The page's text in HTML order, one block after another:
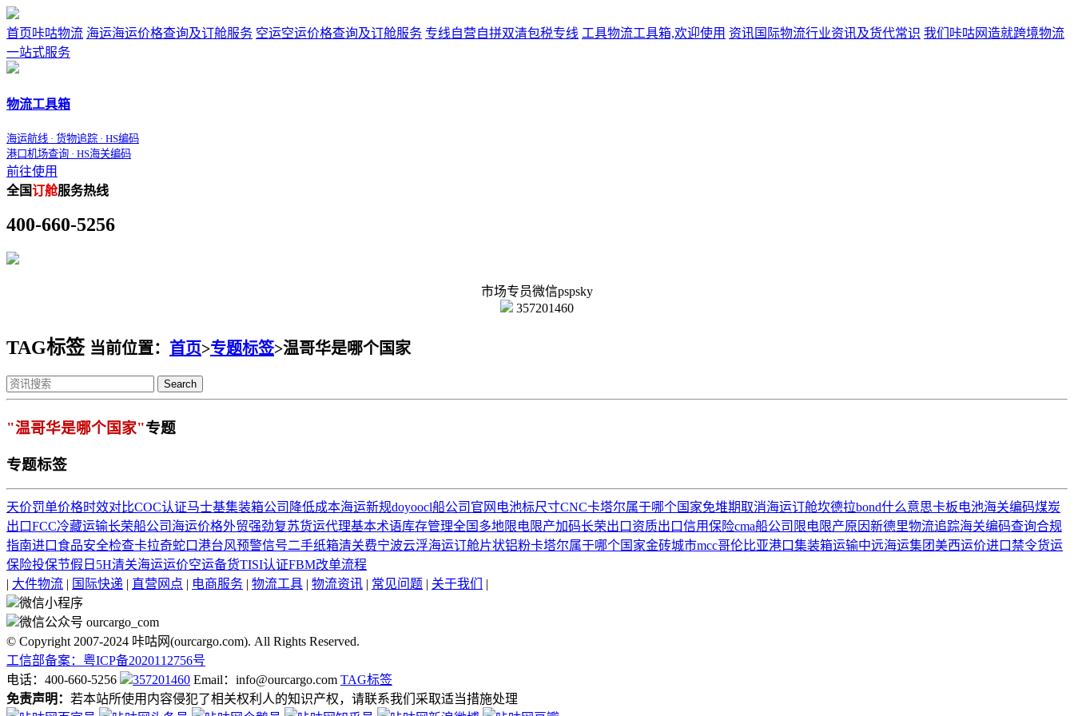
首页咔咕物流 海运海运价格查询及订舱服务 空运空运价格查询及订舱服务 专线自营自拼双清包税专线 工具物流工具箱,欢迎使用 资讯国际物流行业资讯及货代常识 我们 咔咕网造就跨境物流
一站式服务
物流工具箱
海运航线 · 货物追踪 · HS编码
港口机场查询 · HS海关编码
前往使用
全国订舱服务热线
400-660-5256
市场专员微信pspsky
357201460
TAG标签 当前位置： 首页>专题标签>温哥华是哪个国家
Search
"温哥华是哪个国家"专题
专题标签
天价罚单价格时效对比COC认证马士基集装箱公司 降低成本海运新规doyoocl船公司官网 电池标尺寸CNC卡塔尔属于哪个国家免堆期取消海运订舱坎德拉bond什么意思卡板电池海关编码煤炭
出口FCC冷藏运输长荣船公司 海运价格外贸强劲复苏货运代理基本术语库存管理全国多地限电限产加码长荣出口资质出口信用保险cma船公司 限电限产原因新德里物流追踪海关编码查询合规
指南进口食品安全检查卡拉奇蛇口港台风预警信号二手纸箱清关费宁波云浮海运订舱片状铝粉卡塔尔属于哪个国家金砖城市mcc哥伦比亚港口集装箱运输中远海运集团美西运价进口禁令货运
保险投保节假日 5H清关海运运价空运备货TISI认证FBM改单流程
| 大件物流 | 国际快递 | 直营网点 | 电商服务 | 物流工具 | 物流资讯 | 常见问题 | 关于我们
|
微信小程序
微信公众号 ourcargo_com
© Copyright 2007-2024 咔咕网(ourcargo.com). All Rights Reserved.
工信部备案：粤ICP备2020112756号
电话：400-660-5256
357201460 Email：info@ourcargo.com TAG标签
免责声明： 若本站所使用内容侵犯了相关权利人的知识产权，请联系我们采取适当措施处理